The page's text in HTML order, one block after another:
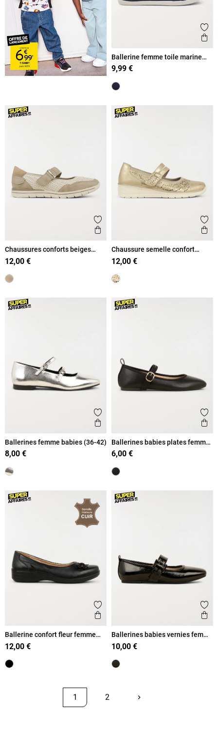
Ballerine femme toile marine
(36-42)
9,99 €
Ajouter aux favoris
Aperçu rapide
Chaussures conforts beiges
femme (36-41)
12,00 €
Chaussure semelle confort
femme (36-41)
12,00 €
Ajouter aux favoris
Aperçu rapide
Ballerines femme babies (36-42)
8,00 €
Ballerines babies plates femme
(36-41)
6,00 €
Ajouter aux favoris
Aperçu rapide
Ballerine confort fleur femme
(36-41)
12,00 €
Ballerines babies vernies femme
(36-41)
10,00 €
1 2 keyboard_arrow_rightSuivant